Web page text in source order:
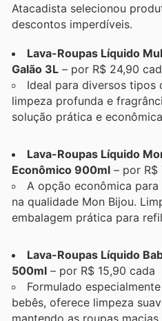
Atacadista selecionou
descontos imperdíveis.
Lava-Roupas Líquido
Galão 3L – por R$ 24,90
Ideal para diversos tipos
limpeza profunda e
solução prática e
Lava-Roupas Líquido
Econômico 900ml – por R$
A opção econômica
na qualidade Mon Bijou.
embalagem prática para
Lava-Roupas Líquido
500ml – por R$ 15,90 cada
Formulado
bebês, oferece limpeza